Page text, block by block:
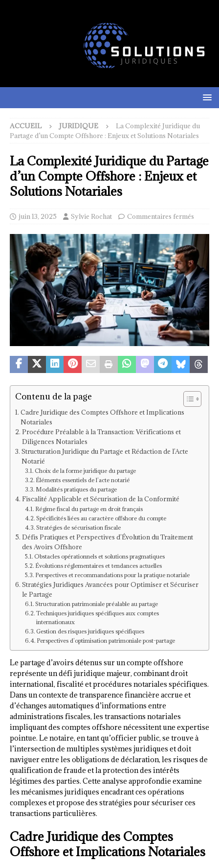
ACCUEIL JURIDIQUE
La Complexité Juridique du
Partage d’un Compte Offshore : Enjeux et Solutions Notariales
La Complexité Juridique du Partage
d’un Compte Offshore : Enjeux et
Solutions Notariales
juin 13, 2025 Sylvie Rochat Commentaires fermés
Contenu de la page
Cadre Juridique des Comptes Offshore et Implications
Notariales
Procédure Préalable à la Transaction: Vérifications et
Diligences Notariales
Structuration Juridique du Partage et Rédaction de l’Acte
Notarié
Choix de la forme juridique du partage
Éléments essentiels de l’acte notarié
Modalités pratiques du partage
Fiscalité Applicable et Sécurisation de la Conformité
Régime fiscal du partage en droit français
Spécificités liées au caractère offshore du compte
Stratégies de sécurisation fiscale
Défis Pratiques et Perspectives d’Évolution du Traitement
des Avoirs Offshore
Obstacles opérationnels et solutions pragmatiques
Évolutions réglementaires et tendances actuelles
Perspectives et recommandations pour la pratique notariale
Stratégies Juridiques Avancées pour Optimiser et Sécuriser
le Partage
Structuration patrimoniale préalable au partage
Techniques juridiques spécifiques aux comptes
internationaux
Gestion des risques juridiques spécifiques
Perspectives d’optimisation patrimoniale post-partage
Le partage d’avoirs détenus sur un compte offshore
représente un défi juridique majeur, combinant droit
international, fiscalité et procédures notariales spécifiques.
Dans un contexte de transparence financière accrue et
d’échanges automatiques d’informations entre
administrations fiscales, les transactions notariales
impliquant des comptes offshore nécessitent une expertise
pointue. Le notaire, en tant qu’officier public, se trouve à
l’intersection de multiples systèmes juridiques et doit
naviguer entre les obligations de déclaration, les risques de
qualification de fraude et la protection des intérêts
légitimes des parties. Cette analyse approfondie examine
les mécanismes juridiques encadrant ces opérations
complexes et propose des stratégies pour sécuriser ces
transactions particulières.
Cadre Juridique des Comptes
Offshore et Implications Notariales